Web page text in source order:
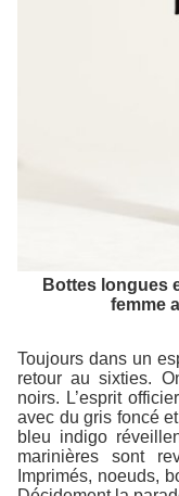
Bottes longues
femme
Toujours dans un
retour au sixties.
noirs. L’esprit
avec du gris foncé
bleu indigo
marinières sont
Imprimés, noeuds,